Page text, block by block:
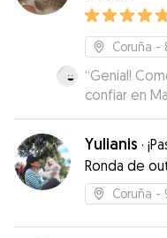
Coruña -
“Genial!
confiar en
informada.
se nota. Hay
con ella en
Yulianis ·
Ronda de
Coruña -